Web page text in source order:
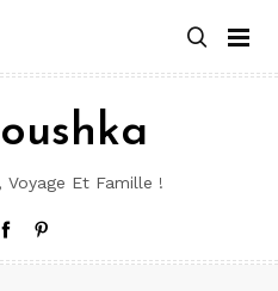
Et Famille !
Facebook